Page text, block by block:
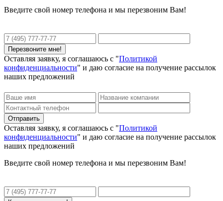
Введите свой номер телефона и мы перезвоним Вам!
Оставляя заявку, я соглашаюсь с "Политикой
конфиденциальности" и даю согласие на получение рассылок
наших предложений
Оставляя заявку, я соглашаюсь с "Политикой
конфиденциальности" и даю согласие на получение рассылок
наших предложений
Введите свой номер телефона и мы перезвоним Вам!